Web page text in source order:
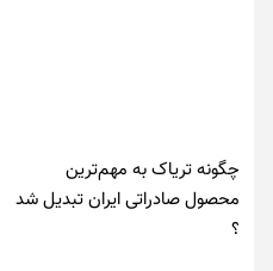
چگونه تریاک به مهم‌ترین
محصول صادراتی ایران تبدیل شد
؟